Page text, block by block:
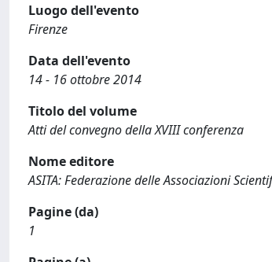
Luogo dell'evento
Firenze
Data dell'evento
14 - 16 ottobre 2014
Titolo del volume
Atti del convegno della XVIII conferenza
Nome editore
ASITA: Federazione delle Associazioni
Pagine (da)
1